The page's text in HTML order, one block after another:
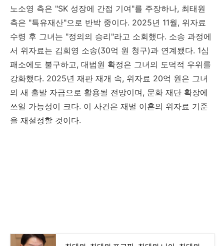
노소영 측은 "SK 성장에 간접 기여"를 주장하나, 최태원
측은 "특유재산"으로 반박 중이다. 2025년 11월, 위자료
수령 후 그녀는 "정의의 승리"라고 소회했다. 소송 과정에
서 위자료는 김희영 소송(30억 원 청구)과 연계됐다. 1심
패소에도 불구하고, 대법원 확정은 그녀의 도덕적 우위를
강화했다. 2025년 재판 재개 속, 위자료 20억 원은 그녀
의 새 출발 자금으로 활용될 전망이며, 문화 재단 확장에
쓰일 가능성이 크다. 이 사건은 재벌 이혼의 위자료 기준
을 재설정할 것이다.